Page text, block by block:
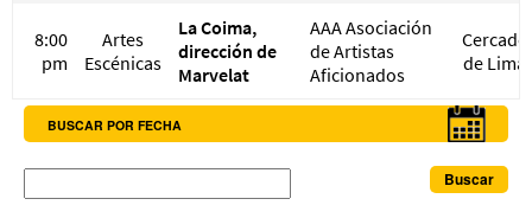
8:00
pm
Artes
Escénicas
La Coima,
dirección de
Marvelat
AAA Asociación
de Artistas
Aficionados
Cercado
de Lima
BUSCAR POR FECHA